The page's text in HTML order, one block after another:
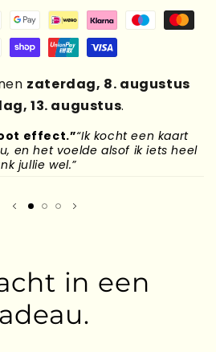
zaterdag, 8. augustus
13. augustus.
effect.”“Ik kocht een kaart
en het voelde alsof ik iets heel
jullie wel.”
in een